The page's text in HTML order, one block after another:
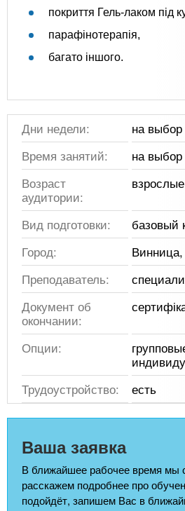
покриття Гель-лаком під
парафінотерапія,
багато іншого.
Дни недели:
на выбор
Время занятий:
на выбор
Возраст
аудитории:
взрослые
Вид подготовки:
базовый
Город:
Преподаватель:
Документ об
окончании:
Опции:
Трудоустройство:
есть
Ваша заявка
В ближайшее рабочее время мы
расскажем подробнее про
подойдёт, запишем Вас в